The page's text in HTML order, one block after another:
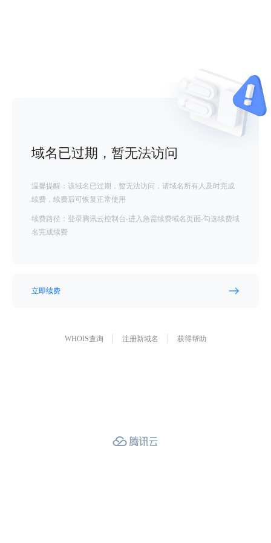
域名已过期，暂无法访问
温馨提醒：该域名已过期，暂无法访问，请域名所有人及时完成
续费，续费后可恢复正常使用
续费路径：登录腾讯云控制台-进入急需续费域名页面-勾选续费域
名完成续费
立即续费
WHOIS查询 注册新域名 获得帮助